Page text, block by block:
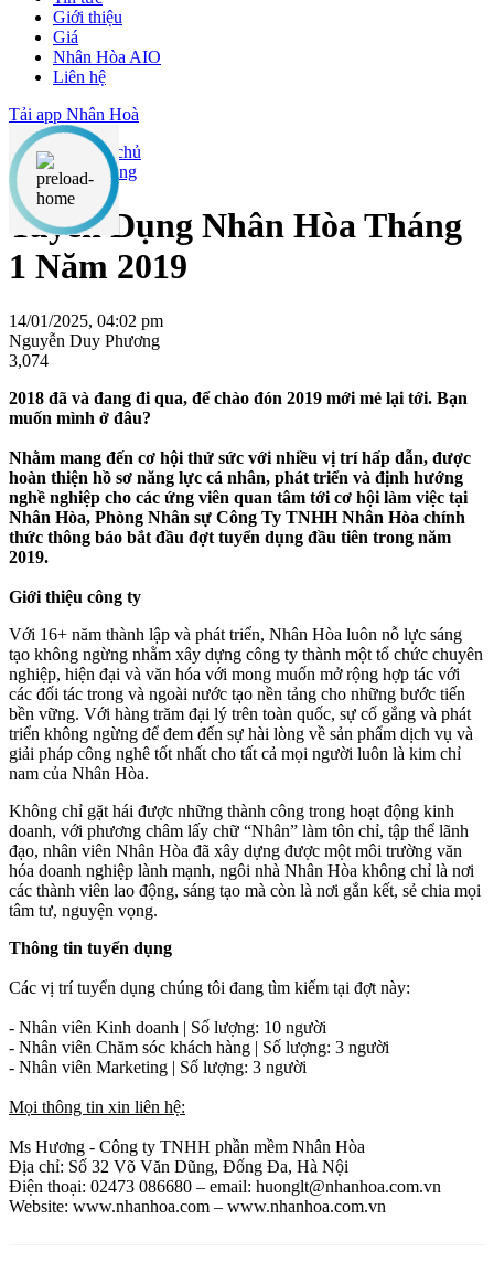
Giới thiệu
Giá
Nhân Hòa AIO
Liên hệ
Tải app Nhân Hoà
Tuyển dụng
Tuyển Dụng Nhân Hòa Tháng
1 Năm 2019
14/01/2025, 04:02 pm
Nguyễn Duy Phương
3,074
2018 đã và đang đi qua, để chào đón 2019 mới mẻ lại tới. Bạn
muốn mình ở đâu?
Nhằm mang đến cơ hội thử sức với nhiều vị trí hấp dẫn, được
hoàn thiện hồ sơ năng lực cá nhân, phát triển và định hướng
nghề nghiệp cho các ứng viên quan tâm tới cơ hội làm việc tại
Nhân Hòa, Phòng Nhân sự Công Ty TNHH Nhân Hòa chính
thức thông báo bắt đầu đợt tuyển dụng đầu tiên trong năm
2019.
Giới thiệu công ty
Với 16+ năm thành lập và phát triển, Nhân Hòa luôn nỗ lực sáng
tạo không ngừng nhằm xây dựng công ty thành một tổ chức chuyên
nghiệp, hiện đại và văn hóa với mong muốn mở rộng hợp tác với
các đối tác trong và ngoài nước tạo nền tảng cho những bước tiến
bền vững. Với hàng trăm đại lý trên toàn quốc, sự cố gắng và phát
triển không ngừng để đem đến sự hài lòng về sản phẩm dịch vụ và
giải pháp công nghê tốt nhất cho tất cả mọi người luôn là kim chỉ
nam của Nhân Hòa.
Không chỉ gặt hái được những thành công trong hoạt động kinh
doanh, với phương châm lấy chữ “Nhân” làm tôn chỉ, tập thể lãnh
đạo, nhân viên Nhân Hòa đã xây dựng được một môi trường văn
hóa doanh nghiệp lành mạnh, ngôi nhà Nhân Hòa không chỉ là nơi
các thành viên lao động, sáng tạo mà còn là nơi gắn kết, sẻ chia mọi
tâm tư, nguyện vọng.
Thông tin tuyển dụng
Các vị trí tuyển dụng chúng tôi đang tìm kiếm tại đợt này:
- Nhân viên Kinh doanh | Số lượng: 10 người
- Nhân viên Chăm sóc khách hàng | Số lượng: 3 người
- Nhân viên Marketing | Số lượng: 3 người
Mọi thông tin xin liên hệ:
Ms Hương - Công ty TNHH phần mềm Nhân Hòa
Địa chỉ: Số 32 Võ Văn Dũng, Đống Đa, Hà Nội
Điện thoại: 02473 086680 – email: huonglt@nhanhoa.com.vn
Website: www.nhanhoa.com – www.nhanhoa.com.vn